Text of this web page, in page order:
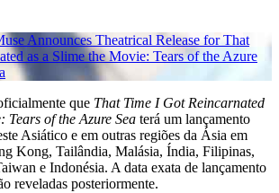
que That Time I Got Reincarnated
Tears of the Azure Sea terá um lançamento
Asiático e em outras regiões da Ásia em
Kong, Tailândia, Malásia, Índia, Filipinas,
e Indonésia. A data exata de lançamento
reveladas posteriormente.